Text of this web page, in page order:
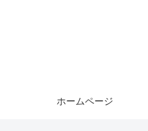
ホームページ